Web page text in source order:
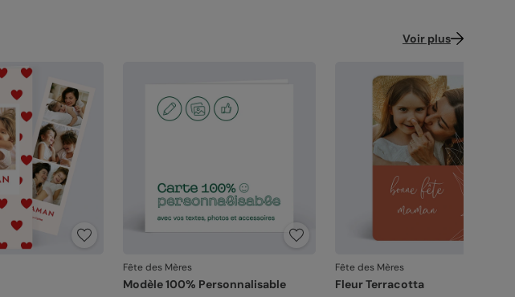
Voir plus
Fête des Mères
Modèle 100% Personnalisable
Fête des Mères
Fleur Terracotta